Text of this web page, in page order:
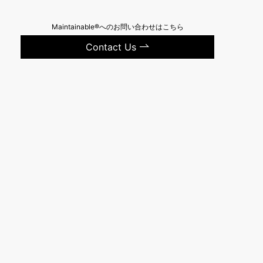
Maintainable®へのお問い合わせはこちら
Contact Us